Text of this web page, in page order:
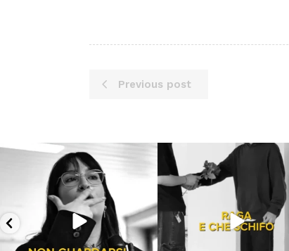
Previous post
Lug 16
53 1
Lug 13
199